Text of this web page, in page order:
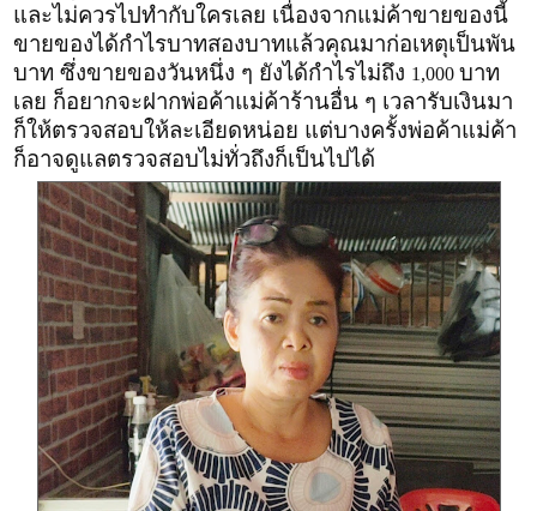
และไม่ควรไปทำกับใครเลย เนื่องจากแม่ค้าขายของนี้
ขายของได้กำไรบาทสองบาทแล้วคุณมาก่อเหตุเป็นพัน
บาท ซึ่งขายของวันหนึ่ง ๆ ยังได้กำไรไม่ถึง 1,000 บาท
เลย ก็อยากจะฝากพ่อค้าแม่ค้าร้านอื่น ๆ เวลารับเงินมา
ก็ให้ตรวจสอบให้ละเอียดหน่อย แต่บางครั้งพ่อค้าแม่ค้า
ก็อาจดูแลตรวจสอบไม่ทั่วถึงก็เป็นไปได้